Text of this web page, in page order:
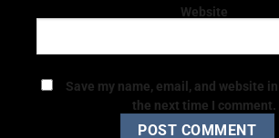
Website
Save my name, email, and website
the next time I comment.